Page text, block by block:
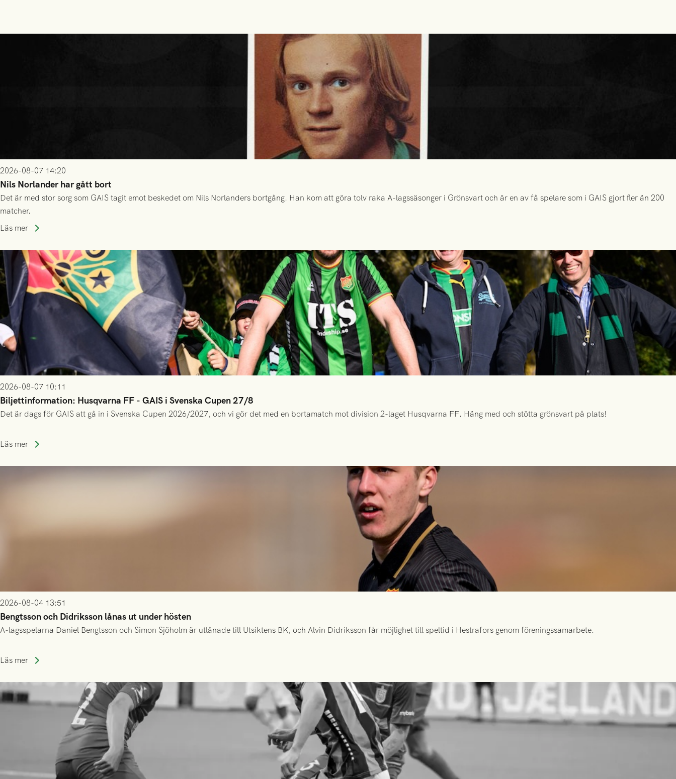
2026-08-07 14:20
Nils Norlander har gått bort
Det är med stor sorg som GAIS tagit emot beskedet om Nils Norlanders bortgång. Han kom att göra tolv raka A-lagssäsonger i Grönsvart och är en av få spelare som i GAIS gjort fler än 200
matcher.
Läs mer
2026-08-07 10:11
Biljettinformation: Husqvarna FF - GAIS i Svenska Cupen 27/8
Det är dags för GAIS att gå in i Svenska Cupen 2026/2027, och vi gör det med en bortamatch mot division 2-laget Husqvarna FF. Häng med och stötta grönsvart på plats!
Läs mer
2026-08-04 13:51
Bengtsson och Didriksson lånas ut under hösten
A-lagsspelarna Daniel Bengtsson och Simon Sjöholm är utlånade till Utsiktens BK, och Alvin Didriksson får möjlighet till speltid i Hestrafors genom föreningssamarbete.
Läs mer